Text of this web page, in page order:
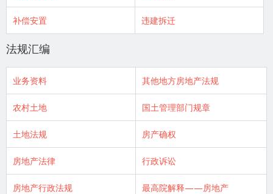
补偿安置 违建拆迁
法规汇编
业务资料 其他地方房地产法规
农村土地 国土管理部门规章
土地法规 房产确权
房地产法律 行政诉讼
房地产行政法规 最高院解释——房地产